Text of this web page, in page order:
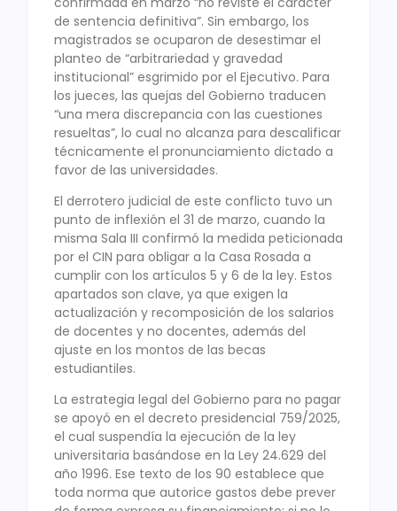
de sentencia definitiva”. Sin embargo, los
magistrados se ocuparon de desestimar el
planteo de “arbitrariedad y gravedad
institucional” esgrimido por el Ejecutivo. Para
los jueces, las quejas del Gobierno traducen
“una mera discrepancia con las cuestiones
resueltas”, lo cual no alcanza para descalificar
técnicamente el pronunciamiento dictado a
favor de las universidades.
El derrotero judicial de este conflicto tuvo un
punto de inflexión el 31 de marzo, cuando la
misma Sala III confirmó la medida peticionada
por el CIN para obligar a la Casa Rosada a
cumplir con los artículos 5 y 6 de la ley. Estos
apartados son clave, ya que exigen la
actualización y recomposición de los salarios
de docentes y no docentes, además del
ajuste en los montos de las becas
estudiantiles.
La estrategia legal del Gobierno para no pagar
se apoyó en el decreto presidencial 759/2025,
el cual suspendía la ejecución de la ley
universitaria basándose en la Ley 24.629 del
año 1996. Ese texto de los 90 establece que
toda norma que autorice gastos debe prever